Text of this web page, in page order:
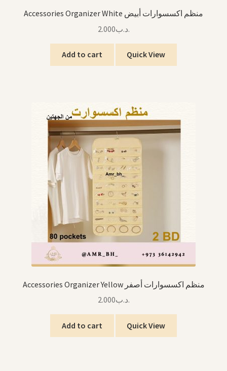
Accessories Organizer White منظم اكسسوارات أبيض
.د.ب2.000
Add to cart Quick View
Accessories Organizer Yellow منظم اكسسوارات أصفر
.د.ب2.000
Add to cart Quick View